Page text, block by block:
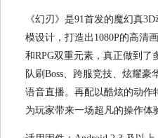
《幻刃》是91首发的魔幻真
模设计，打造出1080P的高清
和RPG双重元素，真正做到了
队刷Boss、跨服竞技、炫耀
语音直播。再配以酷炫的动作
为玩家带来一场超凡的操作体